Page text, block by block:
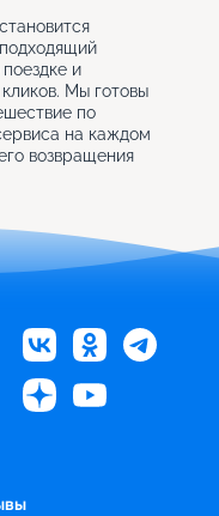
и
Мы готовы
по
на каждом
возвращения